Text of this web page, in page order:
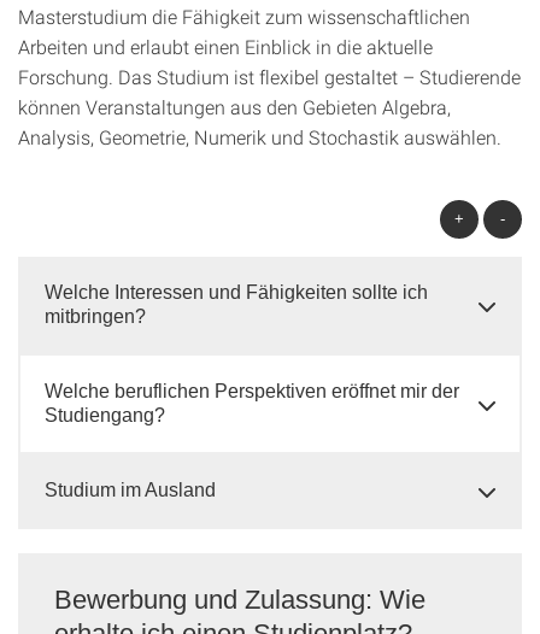
Masterstudium die Fähigkeit zum wissenschaftlichen
Arbeiten und erlaubt einen Einblick in die aktuelle
Forschung. Das Studium ist flexibel gestaltet – Studierende
können Veranstaltungen aus den Gebieten Algebra,
Analysis, Geometrie, Numerik und Stochastik auswählen.
+ -
Welche Interessen und Fähigkeiten sollte ich
mitbringen?
Welche beruflichen Perspektiven eröffnet mir der
Studiengang?
Studium im Ausland
Bewerbung und Zulassung: Wie